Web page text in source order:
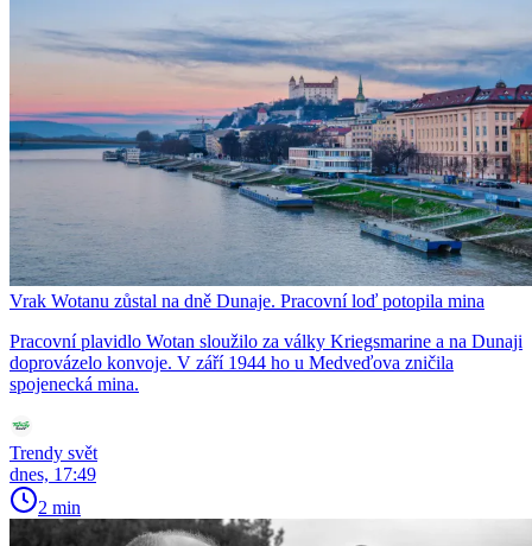
Vrak Wotanu zůstal na dně Dunaje. Pracovní loď potopila mina
Pracovní plavidlo Wotan sloužilo za války Kriegsmarine a na Dunaji
doprovázelo konvoje. V září 1944 ho u Medveďova zničila
spojenecká mina.
Trendy svět
dnes, 17:49
2 min